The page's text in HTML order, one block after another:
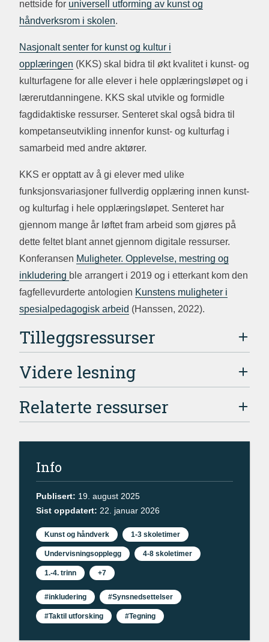
nettside for universell utforming av kunst og
håndverksrom i skolen.
Nasjonalt senter for kunst og kultur i
opplæringen (KKS) skal bidra til økt kvalitet i kunst- og
kulturfagene for alle elever i hele opplæringsløpet og i
lærerutdanningene. KKS skal utvikle og formidle
fagdidaktiske ressurser. Senteret skal også bidra til
kompetanseutvikling innenfor kunst- og kulturfag i
samarbeid med andre aktører.
KKS er opptatt av å gi elever med ulike
funksjonsvariasjoner fullverdig opplæring innen kunst-
og kulturfag i hele opplæringsløpet. Senteret har
gjennom mange år løftet fram arbeid som gjøres på
dette feltet blant annet gjennom digitale ressurser.
Konferansen Muligheter. Opplevelse, mestring og
inkludering ble arrangert i 2019 og i etterkant kom den
fagfellevurderte antologien Kunstens muligheter i
spesialpedagogisk arbeid (Hanssen, 2022).
Tilleggsressurser
Videre lesning
Relaterte ressurser
Info
Publisert: 19. august 2025
Sist oppdatert: 22. januar 2026
Kunst og håndverk 1-3 skoletimer
Undervisningsopplegg 4-8 skoletimer
1.-4. trinn +7
#inkludering #Synsnedsettelser
#Taktil utforsking #Tegning